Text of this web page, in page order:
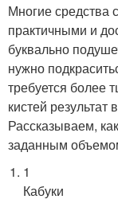
Многие средства
практичными и
буквально
нужно
требуется более
кистей
Рассказываем,
заданным
1
Кабуки